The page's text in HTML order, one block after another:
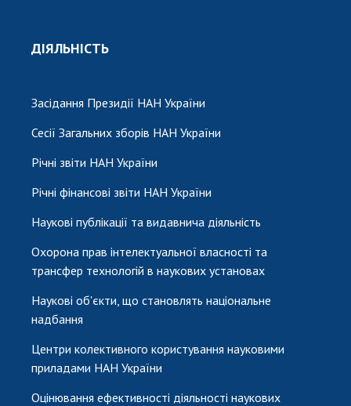
ДІЯЛЬНІСТЬ
Засідання Президії НАН України
Сесії Загальних зборів НАН України
Річні звіти НАН України
Річні фінансові звіти НАН України
Наукові публікації та видавнича діяльність
Охорона прав інтелектуальної власності та
трансфер технологій в наукових установах
Наукові об'єкти, що становлять національне
надбання
Центри колективного користування науковими
приладами НАН України
Оцінювання ефективності діяльності наукових